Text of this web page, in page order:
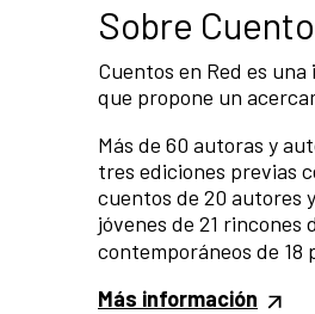
Sobre
Cuentos en Red es
que propone un
Más de 60 autoras y
tres ediciones previas
cuentos de 20 autores
jóvenes de 21 rincones
contemporáneos de 18
Más información